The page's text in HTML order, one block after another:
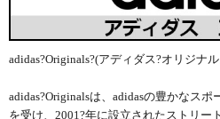
adidas?Originals?(アディダス?オリジナ
adidas?Originalsは、adidasの豊かなス
を受け、2001?年に設立されたストリー